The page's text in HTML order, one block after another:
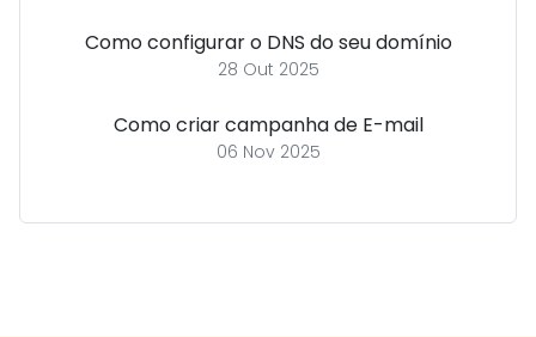
Como configurar o DNS do seu domínio
28 Out 2025
Como criar campanha de E-mail
06 Nov 2025